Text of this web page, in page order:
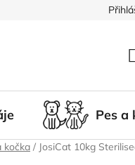
Doprava a platba
Pes a
kočka / JosiCat 10kg